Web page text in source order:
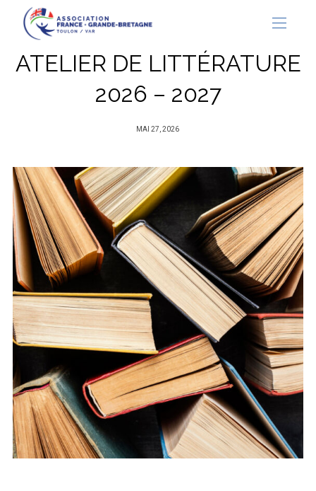
ATELIER DE LITTÉRATURE
2026 – 2027
PUBLIÉ
MAI 27, 2026